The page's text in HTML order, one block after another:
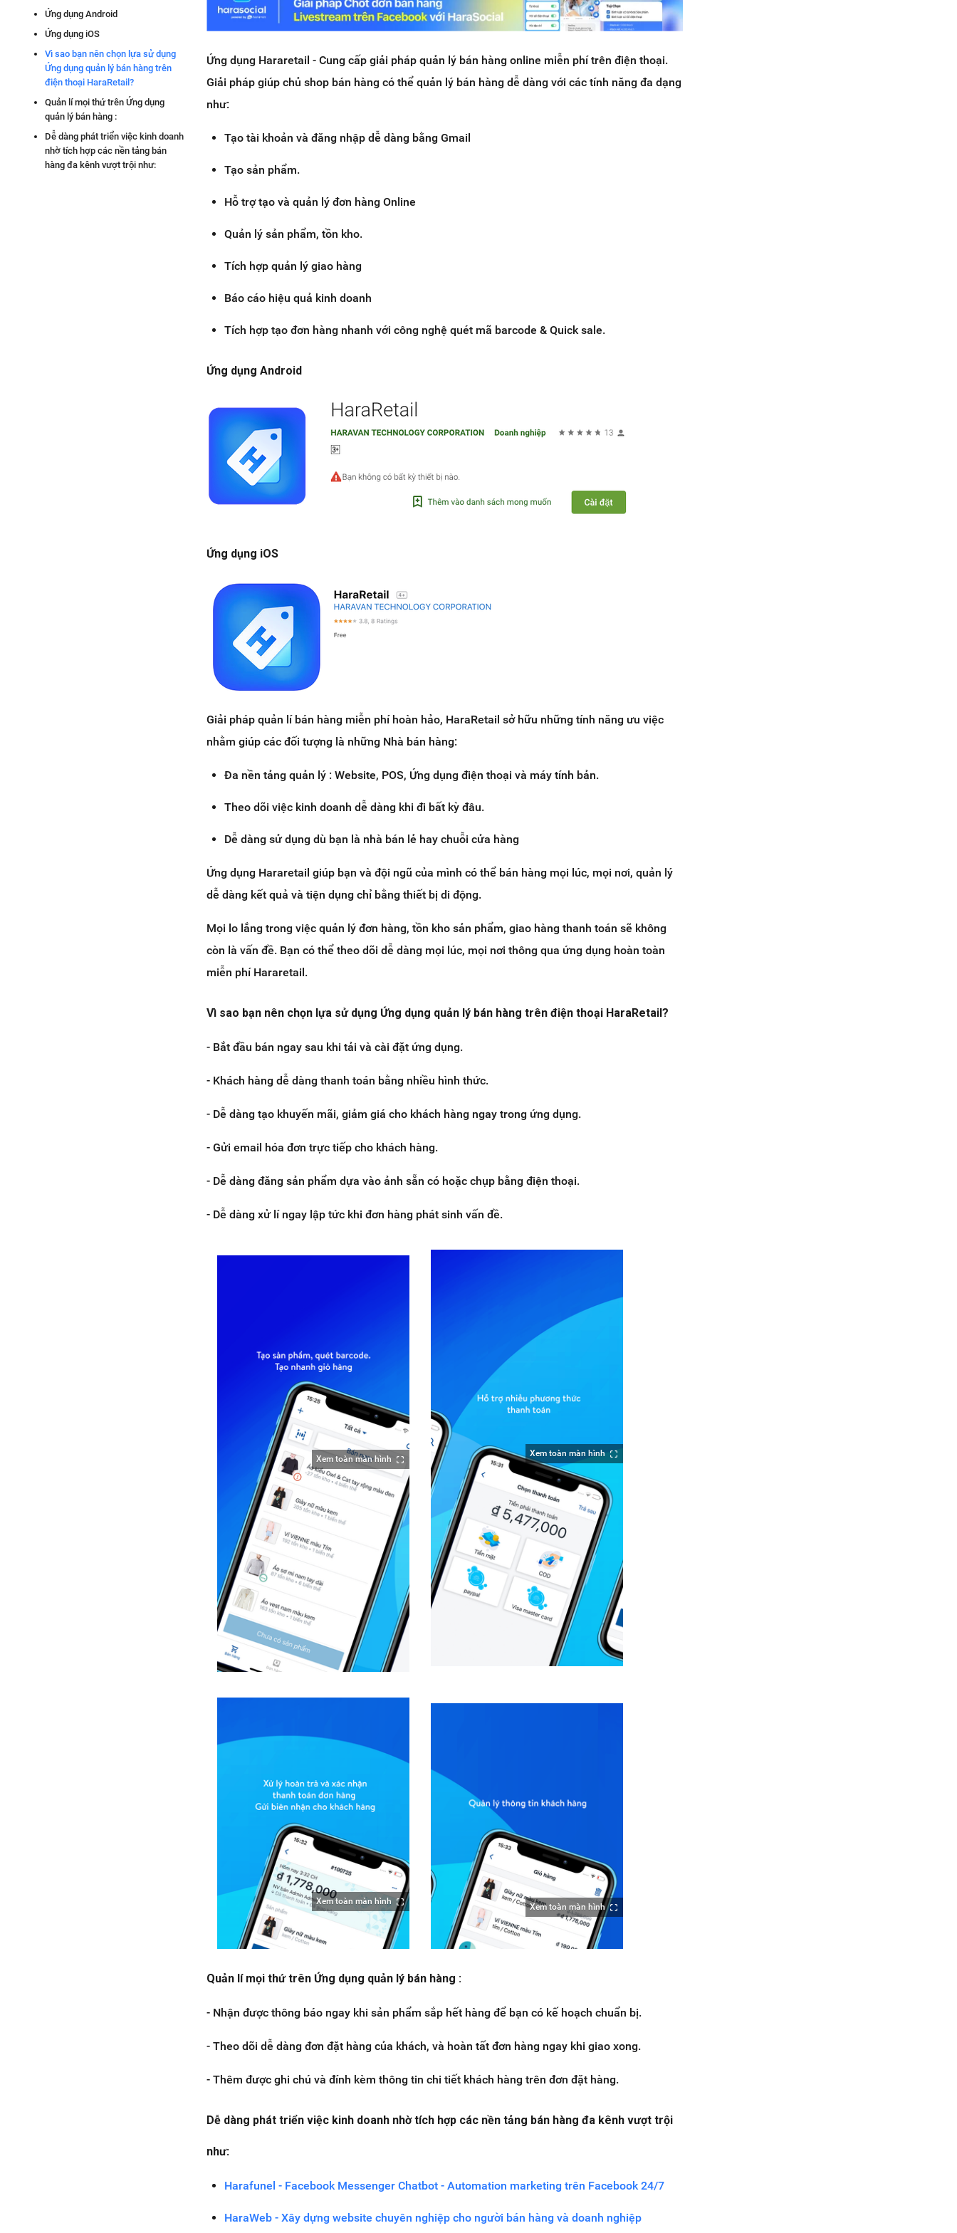
Ứng dụng Android
Ứng dụng iOS
Vì sao bạn nên chọn lựa sử dụng
Ứng dụng quản lý bán hàng trên
điện thoại HaraRetail?
Quản lí mọi thứ trên Ứng dụng
quản lý bán hàng :
Dễ dàng phát triển việc kinh doanh
nhờ tích hợp các nền tảng bán
hàng đa kênh vượt trội như:
Ứng dụng Hararetail - Cung cấp giải pháp quản lý bán hàng online miễn phí trên điện thoại.
Giải pháp giúp chủ shop bán hàng có thể quản lý bán hàng dễ dàng với các tính năng đa dạng
như:
Tạo tài khoản và đăng nhập dễ dàng bằng Gmail
Tạo sản phẩm.
Hỗ trợ tạo và quản lý đơn hàng Online
Quản lýsản phẩm, tồn kho.
Tích hợp quản lý giao hàng
Báo cáo hiệu quả kinh doanh
Tích hợp tạo đơn hàng nhanh với công nghệ quét mã barcode & Quick sale.
Ứng dụng Android
Ứng dụng iOS
Giải pháp quản lí bán hàng miễn phí hoàn hảo, HaraRetail sở hữu những tính năng ưu việc
nhằm giúp các đối tượng là những Nhà bán hàng:
Đa nền tảng quản lý : Website, POS, Ứng dụng điện thoại và máy tính bản.
Theo dõi việc kinh doanh dễ dàng khi đi bất kỳ đâu.
Dễ dàng sử dụng dù bạn là nhà bán lẻ hay chuỗi cửa hàng
Ứng dụng Hararetail giúp bạn và đội ngũ của mình có thể bán hàng mọi lúc, mọi nơi, quản lý
dễ dàng kết quả và tiện dụng chỉ bằng thiết bị di động.
Mọi lo lắng trong việc quản lý đơn hàng, tồn kho sản phẩm, giao hàng thanh toán sẽ không
còn là vấn đề. Bạn có thể theo dõi dễ dàng mọi lúc, mọi nơi thông qua ứng dụng hoàn toàn
miễn phí Hararetail.
Vì sao bạn nên chọn lựa sử dụng Ứng dụng quản lý bán hàng trên điện thoại HaraRetail?
- Bắt đầu bán ngay sau khi tải và cài đặt ứng dụng.
- Khách hàng dễ dàng thanh toán bằng nhiều hình thức.
- Dễ dàng tạo khuyến mãi, giảm giá cho khách hàng ngay trong ứng dụng.
- Gửi email hóa đơn trực tiếp cho khách hàng.
- Dễ dàng đăng sản phẩm dựa vào ảnh sẵn có hoặc chụp bằng điện thoại.
- Dễ dàng xử lí ngay lập tức khi đơn hàng phát sinh vấn đề.
Xem toàn màn hình
Xem toàn màn hình
Xem toàn màn hình
Xem toàn màn hình
Quản lí mọi thứ trên Ứng dụng quản lý bán hàng :
- Nhận được thông báo ngay khi sản phẩm sắp hết hàng để bạn có kế hoạch chuẩn bị.
- Theo dõi dễ dàng đơn đặt hàng của khách, và hoàn tất đơn hàng ngay khi giao xong.
- Thêm được ghi chú và đính kèm thông tin chi tiết khách hàng trên đơn đặt hàng.
Dễ dàng phát triển việc kinh doanh nhờ tích hợp các nền tảng bán hàng đa kênh vượt trội
như:
Harafunel - Facebook Messenger Chatbot - Automation marketing trên Facebook 24/7
HaraWeb - Xây dựng website chuyên nghiệp cho người bán hàng và doanh nghiệp